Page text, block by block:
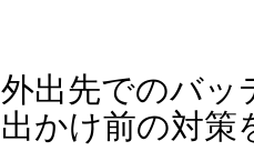
外出先でのバッ
出かけ前の対策